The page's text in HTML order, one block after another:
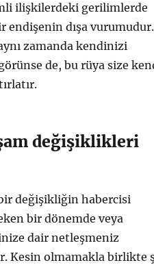
ilişkilerdeki gerilimlerde
endişenin dışa vurumudur.
zamanda kendinizi
de, bu rüya size
değişiklikleri
değişikliğin habercisi
bir dönemde veya
dair netleşmeniz
Kesin olmamakla birlikte